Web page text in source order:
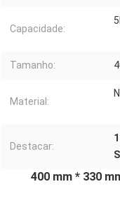
Capacidade:
Tamanho:
Material:
Destacar:
400 mm * 330